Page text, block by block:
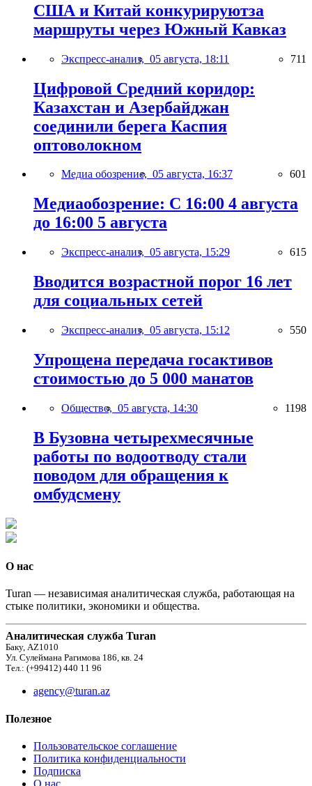
США и Китай конкурируютза
маршруты через Южный Кавказ
Экспресс-анализ, 05 августа, 18:11 711
Цифровой Средний коридор:
Казахстан и Азербайджан
соединили берега Каспия
оптоволокном
Медиа обозрение, 05 августа, 16:37 601
Медиаобозрение: С 16:00 4 августа
до 16:00 5 августа
Экспресс-анализ, 05 августа, 15:29 615
Вводится возрастной порог 16 лет
для социальных сетей
Экспресс-анализ, 05 августа, 15:12 550
Упрощена передача госактивов
стоимостью до 5 000 манатов
Общество, 05 августа, 14:30 1198
В Бузовна четырехмесячные
работы по водоотводу стали
поводом для обращения к
омбудсмену
О нас
Turan — независимая аналитическая служба, работающая на
стыке политики, экономики и общества.
Аналитическая служба Turan
Баку, AZ1010
Ул. Сулеймана Рагимова 186, кв. 24
Тел.: (+99412) 440 11 96
agency@turan.az
Полезное
Пользовательское соглашение
Политика конфиденциальности
Подписка
О нас